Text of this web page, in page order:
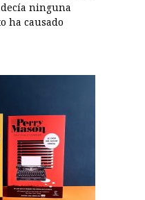
ninguna
ha causado